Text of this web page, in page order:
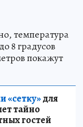
температура
8 градусов
покажут
«сетку»для
тайно
гостей